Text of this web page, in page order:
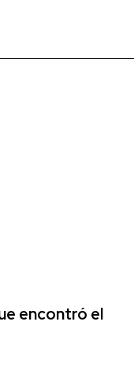
encontró el